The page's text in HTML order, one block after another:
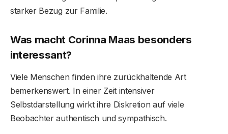
starker Bezug zur Familie.
Was macht Corinna Maas besonders
interessant?
Viele Menschen finden ihre zurückhaltende Art
bemerkenswert. In einer Zeit intensiver
Selbstdarstellung wirkt ihre Diskretion auf viele
Beobachter authentisch und sympathisch.